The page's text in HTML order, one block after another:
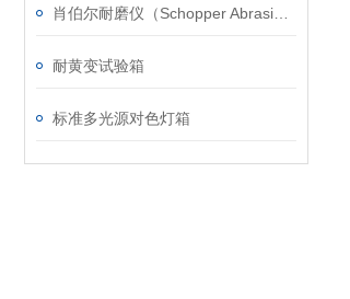
耐黄变试验箱
标准多光源对色灯箱